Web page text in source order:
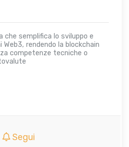
che semplifica lo sviluppo e
Web3, rendendo la blockchain
competenze tecniche o
Segui